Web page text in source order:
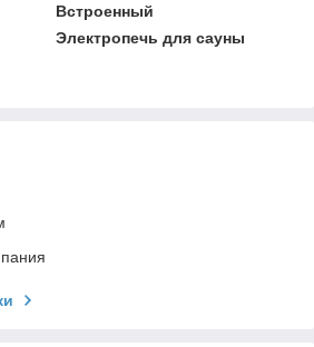
Встроенный
Электропечь для сауны